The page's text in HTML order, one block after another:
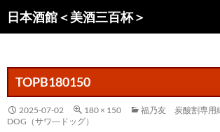
ン
ス
キ
日本酒館＜美酒三百杯＞
索
TOPB180150
2025-07-02 180 × 150
福乃友 炭酸割専用
DOG（サワ―ドッグ）